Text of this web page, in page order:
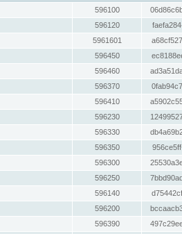
596100
596120
5961601
596450
596460
596370
596410
596230
596330
596350
596300
596250
596140
596200
596390